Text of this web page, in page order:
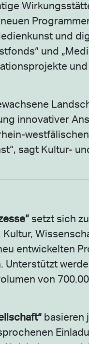
und
und
innovativer
sagt Kultur-
setzt sich
entwickelten
Unterstützt
von
basieren